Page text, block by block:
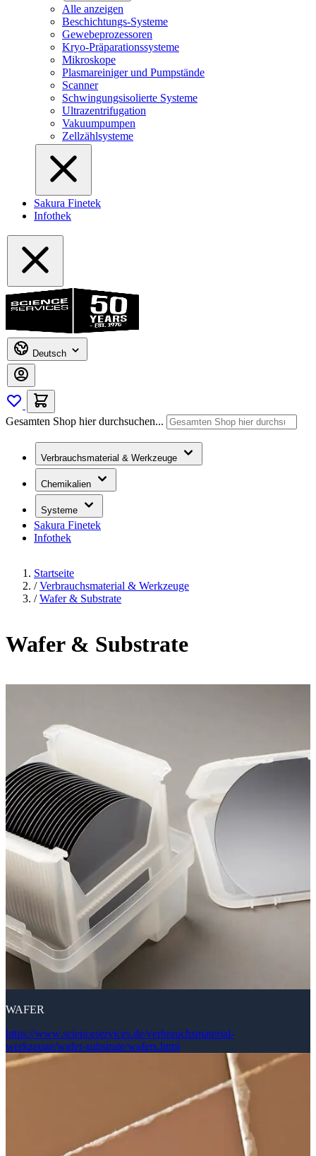
Alle anzeigen
Beschichtungs-Systeme
Gewebeprozessoren
Kryo-Präparationssysteme
Mikroskope
Plasmareiniger und Pumpstände
Scanner
Schwingungsisolierte Systeme
Ultrazentrifugation
Vakuumpumpen
Zellzählsysteme
Sakura Finetek
Infothek
Deutsch
Gesamten Shop hier durchsuchen...
Verbrauchsmaterial & Werkzeuge
Chemikalien
Systeme
Sakura Finetek
Infothek
Startseite
/ Verbrauchsmaterial & Werkzeuge
/ Wafer & Substrate
Wafer & Substrate
WAFER
https://www.scienceservices.de/verbrauchsmaterial-
werkzeuge/wafer-substrate/wafers.html